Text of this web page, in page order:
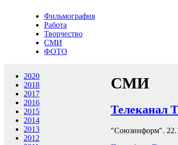
Фильмография
Работа
Творчество
СМИ
ФОТО
2020
2018
2017
2016
2015
2014
2013
2012
СМИ
Телеканал
"Союзинформ".